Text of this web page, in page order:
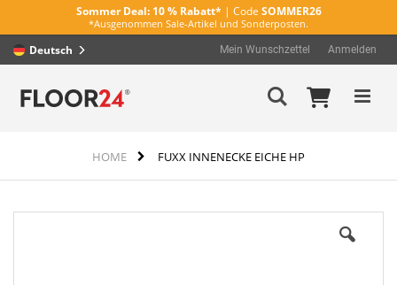
Sommer Deal: 10 % Rabatt* | Code SOMMER26
*Ausgenommen Sale-Artikel und Sonderposten.
Mein
Mein Wunschzettel Anmelden
Suche
HOME FUXX INNENECKE EICHE HP
Deutsch